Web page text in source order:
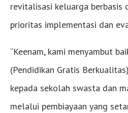
revitalisasi keluarga berbasis
prioritas implementasi dan
“Keenam, kami menyambut
(Pendidikan Gratis
kepada sekolah swasta dan
melalui pembiayaan yang